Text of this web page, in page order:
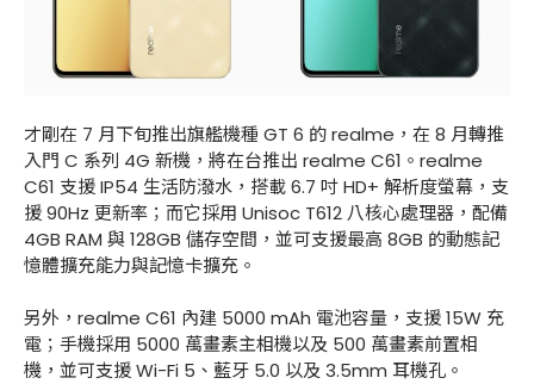
才剛在 7 月下旬推出旗艦機種 GT 6 的 realme，在 8 月轉推
入門 C 系列 4G 新機，將在台推出 realme C61。realme
C61 支援 IP54 生活防潑水，搭載 6.7 吋 HD+ 解析度螢幕，支
援 90Hz 更新率；而它採用 Unisoc T612 八核心處理器，配備
4GB RAM 與 128GB 儲存空間，並可支援最高 8GB 的動態記
憶體擴充能力與記憶卡擴充。
另外，realme C61 內建 5000 mAh 電池容量，支援 15W 充
電；手機採用 5000 萬畫素主相機以及 500 萬畫素前置相
機，並可支援 Wi-Fi 5、藍牙 5.0 以及 3.5mm 耳機孔。